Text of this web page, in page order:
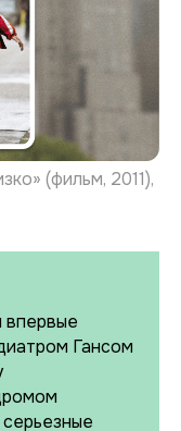
(фильм, 2011),
впервые
Гансом